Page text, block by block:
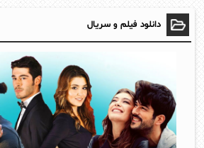
دانلود فیلم و سریال